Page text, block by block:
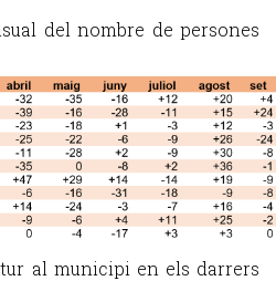
del nombre de persones
al municipi en els darrers